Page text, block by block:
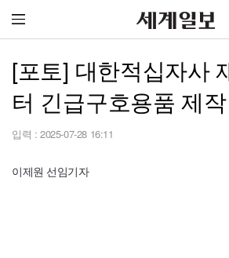
[포토] 대한적십자사
터 긴급구호용품 제작
입력 : 2025-07-28 16:11
이제원 선임기자